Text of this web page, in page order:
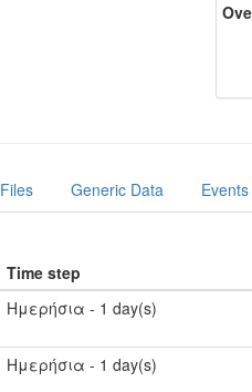
Files Generic Data Events
Time step
Ημερήσια - 1 day(s)
Ημερήσια - 1 day(s)